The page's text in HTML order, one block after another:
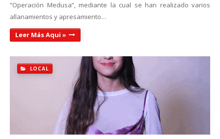
“Operación Medusa”, mediante la cual se han realizado varios
allanamientos y apresamiento…
Leer Más Aqui »
LOCAL